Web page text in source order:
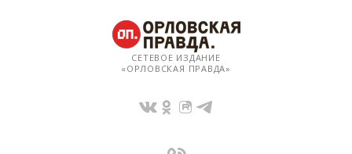
СЕТЕВОЕ ИЗДАНИЕ
«ОРЛОВСКАЯ ПРАВДА»